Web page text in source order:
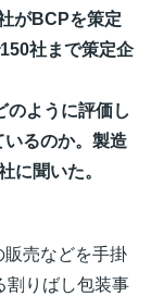
がBCPを策定
社まで策定企
のように評価し
るのか。製造
に聞いた。
売などを手掛
割りばし包装事